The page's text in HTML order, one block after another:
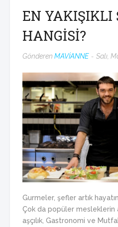
EN YAKIŞIKLI
HANGİSİ?
Gönderen MAVİANNE Salı,
Gurmeler, şefler artık
Çok da popüler mesleklerin
aşçılık, Gastronomi ve